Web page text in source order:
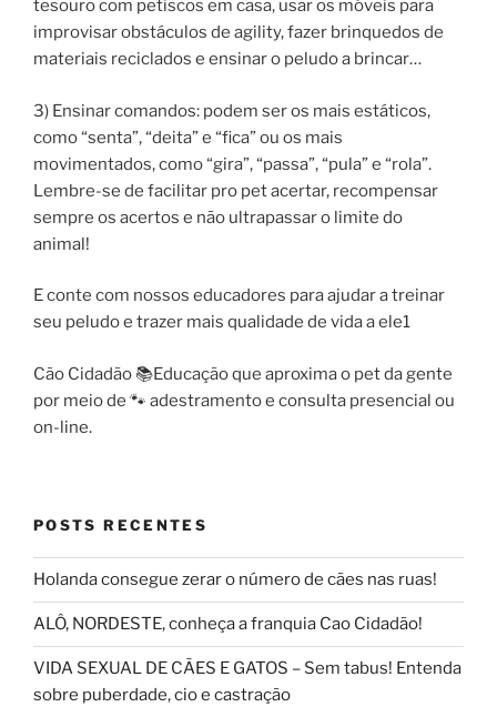
tesouro com petiscos em casa, usar os móveis para
improvisar obstáculos de agility, fazer brinquedos de
materiais reciclados e ensinar o peludo a brincar…
3) Ensinar comandos: podem ser os mais estáticos,
como “senta”, “deita” e “fica” ou os mais
movimentados, como “gira”, “passa”, “pula” e “rola”.
Lembre-se de facilitar pro pet acertar, recompensar
sempre os acertos e não ultrapassar o limite do
animal!
E conte com nossos educadores para ajudar a treinar
seu peludo e trazer mais qualidade de vida a ele1
Cão Cidadão 📚Educação que aproxima o pet da gente
por meio de 🐾 adestramento e consulta presencial ou
on-line.
POSTS RECENTES
Holanda consegue zerar o número de cães nas ruas!
ALÔ, NORDESTE, conheça a franquia Cao Cidadão!
VIDA SEXUAL DE CÃES E GATOS – Sem tabus! Entenda
sobre puberdade, cio e castração